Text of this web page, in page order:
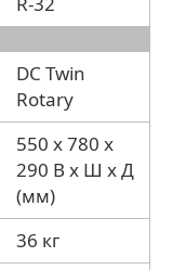
DC Twin
Rotary
550 x 780 x
290 В x Ш x Д
(мм)
36 кг